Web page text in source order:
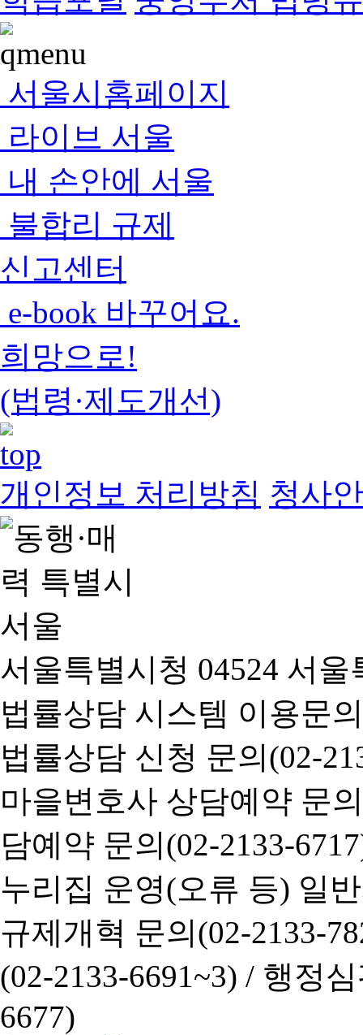
서울시홈페이지
라이브 서울
내 손안에 서울
불합리 규제
신고센터
e-book 바꾸어요.
희망으로!
(법령·제도개선)
개인정보 처리방침 청사
서울특별시청 04524 서
법률상담 시스템 이용문
법률상담 신청 문의(02-
마을변호사 상담예약 문
담예약 문의(02-2133-
누리집 운영(오류 등) 일
규제개혁 문의(02-2133-
(02-2133-6691~3) / 행정심
6677)